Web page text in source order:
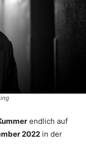
endlich auf
2022 in der